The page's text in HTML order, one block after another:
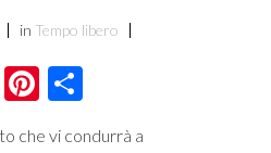
in Tempo libero
EmailPinterest
che vi condurrà a